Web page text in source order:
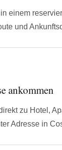
einem
und
ankommen
zu Hotel,
Adresse in